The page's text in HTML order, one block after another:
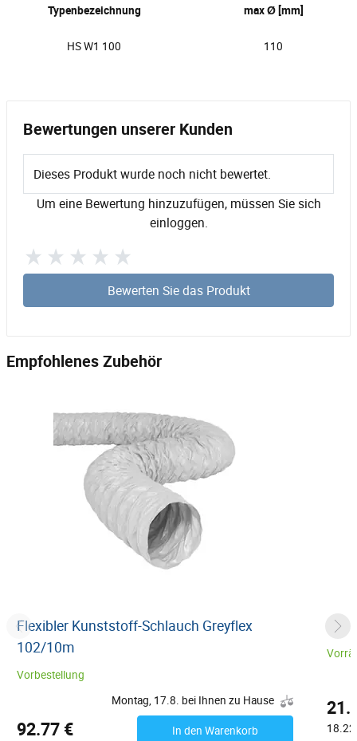
Typenbezeichnung max Ø [mm]
HS W1 100 110
Bewertungen unserer Kunden
Dieses Produkt wurde noch nicht bewertet.
Um eine Bewertung hinzuzufügen, müssen Sie sich
einloggen.
Bewerten Sie das Produkt
Empfohlenes Zubehör
Flexibler Kunststoff-Schlauch Greyflex
102/10m
Vorbestellung
Montag, 17.8. bei Ihnen zu Hause
92.77 € In den Warenkorb